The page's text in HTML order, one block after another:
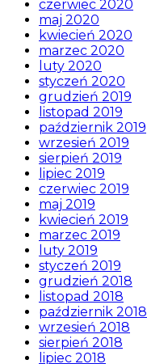
czerwiec 2020
maj 2020
kwiecień 2020
marzec 2020
luty 2020
styczeń 2020
grudzień 2019
listopad 2019
październik 2019
wrzesień 2019
sierpień 2019
lipiec 2019
czerwiec 2019
maj 2019
kwiecień 2019
marzec 2019
luty 2019
styczeń 2019
grudzień 2018
listopad 2018
październik 2018
wrzesień 2018
sierpień 2018
lipiec 2018